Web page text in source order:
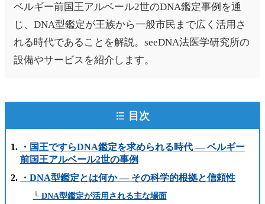
ベルギー前国王アルベール2世のDNA鑑定事例を通
じ、DNA型鑑定が王族から一般市民まで広く活用さ
れる時代であることを解説。seeDNA法医学研究所の
設備やサービスを紹介します。
目次
・国王ですらDNA鑑定を求められる時代 ― ベルギー
前国王アルベール2世の事例
・DNA型鑑定とは何か ― その科学的根拠と信頼性
└ DNA型鑑定が活用される主な場面